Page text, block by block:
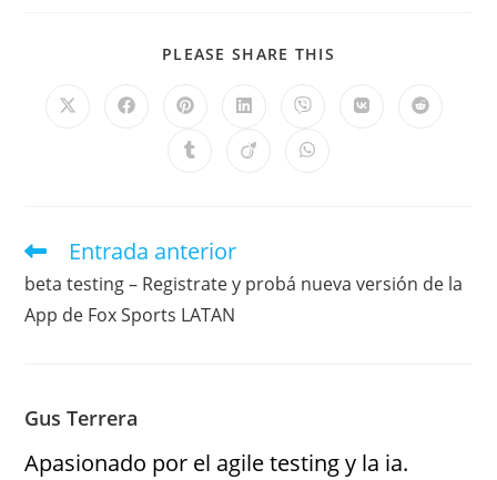
PLEASE SHARE THIS
Entrada anterior
beta testing – Registrate y probá nueva versión de la
App de Fox Sports LATAN
Gus Terrera
Apasionado por el agile testing y la ia.